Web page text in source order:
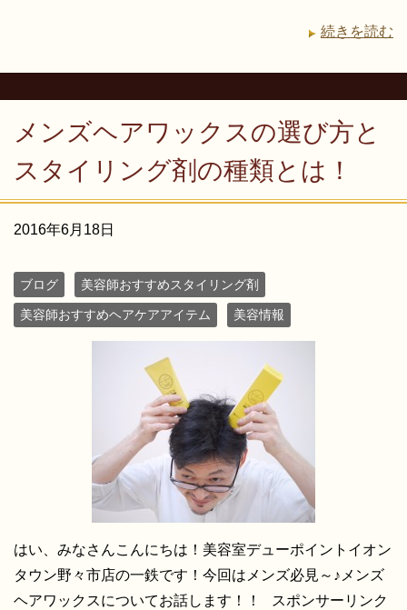
続きを読む
メンズヘアワックスの選び方と
スタイリング剤の種類とは！
2016年6月18日
ブログ 美容師おすすめスタイリング剤
美容師おすすめヘアケアアイテム 美容情報
はい、みなさんこんにちは！美容室デューポイントイオン
タウン野々市店の一鉄です！今回はメンズ必見～♪メンズ
ヘアワックスについてお話します！！ スポンサーリンク